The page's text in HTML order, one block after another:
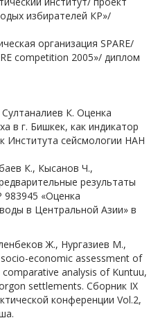
избирателей КР»/
организация SPARE/
competition 2005»/ диплом
К. Оценка
в г. Бишкек, как индикатор
Института сейсмологии НАН
К., Кысанов Ч.,
результаты
983945 «Оценка
в Центральной Азии» в
Ж., Нургазиев М.,
economic assessment of
analysis of Kuntuu,
settlements. Сборник IX
конференции Vol.2,